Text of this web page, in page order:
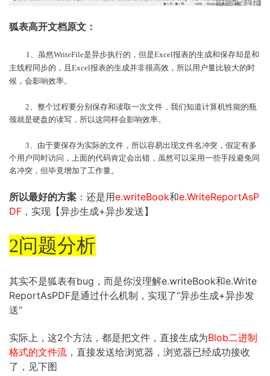
狐表高开文档原文：
1、虽然WriteFile是异步执行的，但是Excel报表的生成和保存却是和
主线程同步的，且Excel报表的生成并非很高效，所以用户量比较大的时
候，会影响效率。
2、整个过程要分别保存和读取一次文件，我们知道计算机性能的瓶
颈就是硬盘的读写，所以这同样会影响效率。
3、由于要保存为实际的文件，所以容易出现文件名冲突，假定有多
个用户同时访问，上面的代码肯定会出错，虽然可以采用一些手段避免同
名冲突，但毕竟增加了工作量。
所以最好的方案 ：还是用e.writeBook和e.WriteReportAsP
DF ，实现【异步生成+异步发送】
2问题分析
其实不是狐表有bug，而是你没理解e.writeBook和e.Write
ReportAsPDF是通过什么机制，实现了“异步生成+异步发
送”
实际上，这2个方法，都是把文件，直接生成为Blob二进制
格式的文件流 ，直接发送给浏览器，浏览器已经成功接收
了，见下图